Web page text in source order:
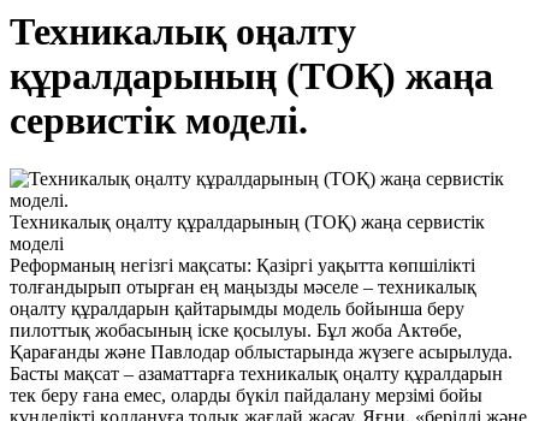
Техникалық оңалту
құралдарының (ТОҚ) жаңа
сервистік моделі.
Техникалық оңалту құралдарының (ТОҚ) жаңа сервистік
моделі
​Реформаның негізгі мақсаты: Қазіргі уақытта көпшілікті
толғандырып отырған ең маңызды мәселе – техникалық
оңалту құралдарын қайтарымды модель бойынша беру
пилоттық жобасының іске қосылуы. Бұл жоба Актөбе,
Қарағанды және Павлодар облыстарында жүзеге асырылуда.
Басты мақсат – азаматтарға техникалық оңалту құралдарын
тек беру ғана емес, оларды бүкіл пайдалану мерзімі бойы